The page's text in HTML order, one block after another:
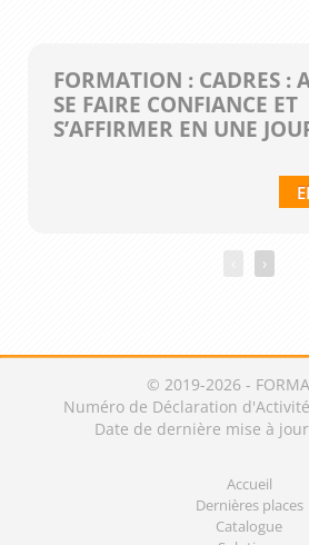
FORMATION : CADRES :
SE FAIRE CONFIANCE ET
S’AFFIRMER EN UNE
›
© 2019-2026 -
Numéro de Déclaration
Date de dernière mise à
Accueil
Dernières places
Catalogue